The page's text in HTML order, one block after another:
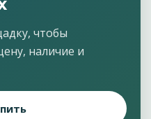
чтобы
наличие и